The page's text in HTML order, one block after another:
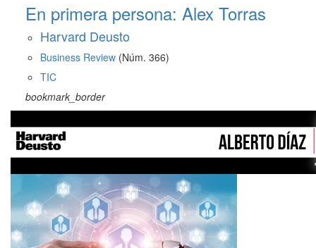
En primera persona: Alex Torras
Harvard Deusto
Business Review (Núm. 366)
TIC
bookmark_border